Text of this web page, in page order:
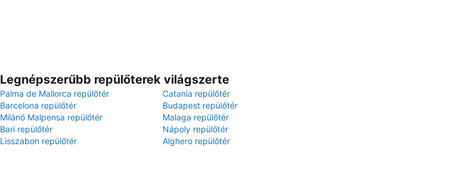
Legnépszerűbb repülőterek világszerte
Palma de Mallorca repülőtér
Catania repülőtér
Barcelona repülőtér
Budapest repülőtér
Milánó Malpensa repülőtér
Malaga repülőtér
Bari repülőtér
Nápoly repülőtér
Lisszabon repülőtér
Alghero repülőtér